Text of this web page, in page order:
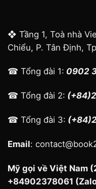
❖ Tầng 1, Toà nhà
Chiểu, P. Tân Định,
☎ Tổng đài 1: 0902
☎ Tổng đài 2:
☎ Tổng đài 3:
Email:
Mỹ gọi về Việt Nam
+84902378061